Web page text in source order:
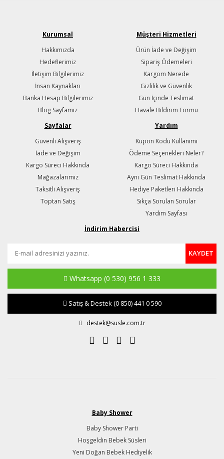
Kurumsal
Hakkımızda
Hedeflerimiz
İletişim Bilgilerimiz
İnsan Kaynakları
Banka Hesap Bilgilerimiz
Blog Sayfamız
Müşteri Hizmetleri
Ürün İade ve Değişim
Sipariş Ödemeleri
Kargom Nerede
Gizlilik ve Güvenlik
Gün İçinde Teslimat
Havale Bildirim Formu
Sayfalar
Güvenli Alışveriş
İade ve Değişim
Kargo Süreci Hakkında
Mağazalarımız
Taksitli Alışveriş
Toptan Satış
Yardım
Kupon Kodu Kullanımı
Ödeme Seçenekleri Neler?
Kargo Süreci Hakkında
Aynı Gün Teslimat Hakkında
Hediye Paketleri Hakkında
Sıkça Sorulan Sorular
Yardım Sayfası
İndirim Habercisi
KAYDET
Whatsapp (0 530) 956 1 333
Satış & Destek(0 850) 441 0 590
destek@susle.com.tr
Baby Shower
Baby Shower Parti
Hoşgeldin Bebek Süsleri
Yeni Doğan Bebek Hediyelik